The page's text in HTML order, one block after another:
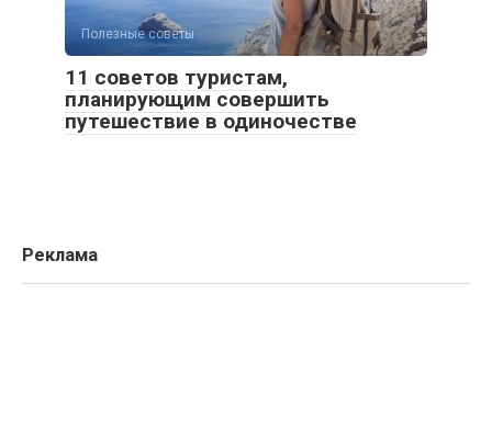
Полезные советы
11 советов туристам,
планирующим совершить
путешествие в одиночестве
Реклама